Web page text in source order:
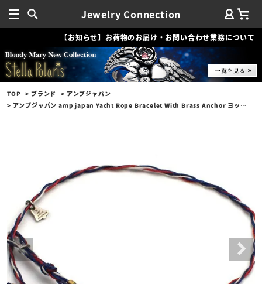
Jewelry Connection
【お知らせ】お荷物のお届け・お問い合わせ業務について
TOP ブランド
アンプジャパン
アンプジャパン amp japan Yacht Rope Bracelet With Brass Anchor ヨットロープ ブラスアンカー ブレスレット